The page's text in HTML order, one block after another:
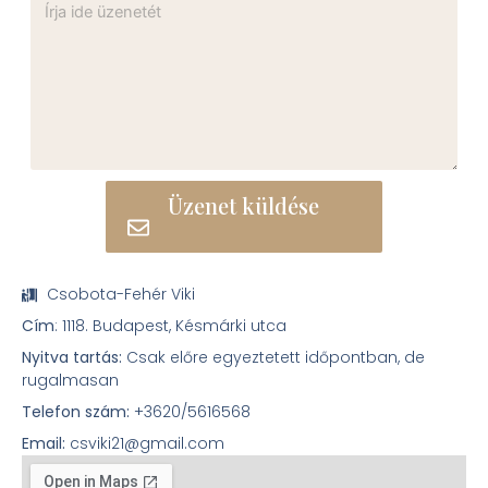
Üzenet küldése
Csobota-Fehér Viki
Cím: 1118. Budapest, Késmárki utca
Nyitva tartás: Csak előre egyeztetett időpontban, de
rugalmasan
Telefon szám: +3620/5616568
Email: csviki21@gmail.com